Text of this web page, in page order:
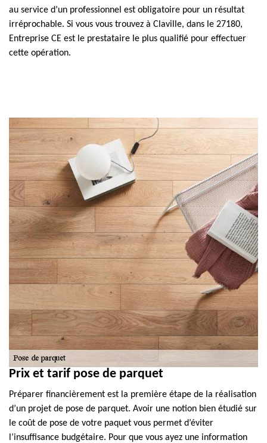
au service d’un professionnel est obligatoire pour un résultat
irréprochable. Si vous vous trouvez à Claville, dans le 27180,
Entreprise CE est le prestataire le plus qualifié pour effectuer
cette opération.
Prix et tarif pose de parquet
Préparer financièrement est la première étape de la réalisation
d’un projet de pose de parquet. Avoir une notion bien étudié sur
le coût de pose de votre paquet vous permet d’éviter
l’insuffisance budgétaire. Pour que vous ayez une information